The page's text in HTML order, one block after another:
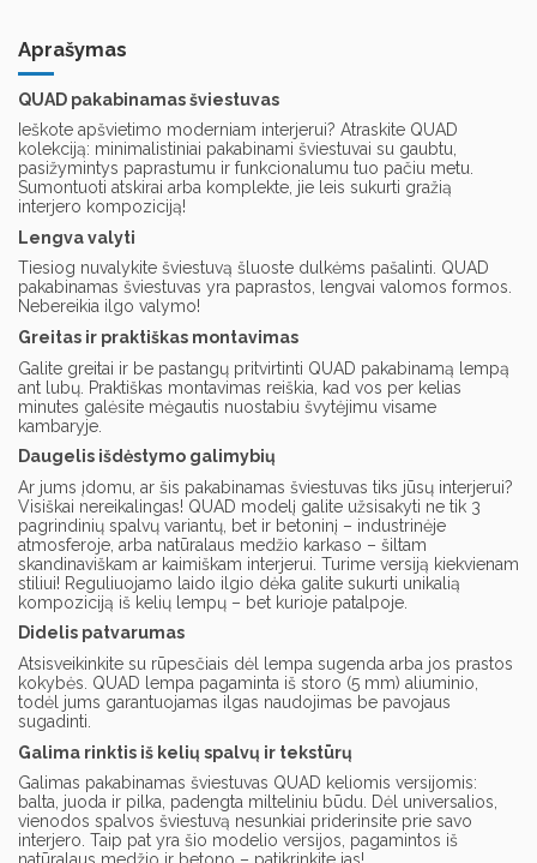
Aprašymas
QUAD pakabinamas šviestuvas
Ieškote apšvietimo moderniam interjerui? Atraskite QUAD
kolekciją: minimalistiniai pakabinami šviestuvai su gaubtu,
pasižymintys paprastumu ir funkcionalumu tuo pačiu metu.
Sumontuoti atskirai arba komplekte, jie leis sukurti gražią
interjero kompoziciją!
Lengva valyti
Tiesiog nuvalykite šviestuvą šluoste dulkėms pašalinti. QUAD
pakabinamas šviestuvas yra paprastos, lengvai valomos formos.
Nebereikia ilgo valymo!
Greitas ir praktiškas montavimas
Galite greitai ir be pastangų pritvirtinti QUAD pakabinamą lempą
ant lubų. Praktiškas montavimas reiškia, kad vos per kelias
minutes galėsite mėgautis nuostabiu švytėjimu visame
kambaryje.
Daugelis išdėstymo galimybių
Ar jums įdomu, ar šis pakabinamas šviestuvas tiks jūsų interjerui?
Visiškai nereikalingas! QUAD modelį galite užsisakyti ne tik 3
pagrindinių spalvų variantų, bet ir betoninį – industrinėje
atmosferoje, arba natūralaus medžio karkaso – šiltam
skandinaviškam ar kaimiškam interjerui. Turime versiją kiekvienam
stiliui! Reguliuojamo laido ilgio dėka galite sukurti unikalią
kompoziciją iš kelių lempų – bet kurioje patalpoje.
Didelis patvarumas
Atsisveikinkite su rūpesčiais dėl lempa sugenda arba jos prastos
kokybės. QUAD lempa pagaminta iš storo (5 mm) aliuminio,
todėl jums garantuojamas ilgas naudojimas be pavojaus
sugadinti.
Galima rinktis iš kelių spalvų ir tekstūrų
Galimas pakabinamas šviestuvas QUAD keliomis versijomis:
balta, juoda ir pilka, padengta milteliniu būdu. Dėl universalios,
vienodos spalvos šviestuvą nesunkiai priderinsite prie savo
interjero. Taip pat yra šio modelio versijos, pagamintos iš